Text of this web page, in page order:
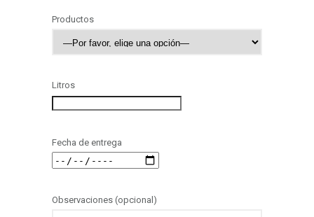
Productos
Litros
Fecha de entrega
Observaciones (opcional)